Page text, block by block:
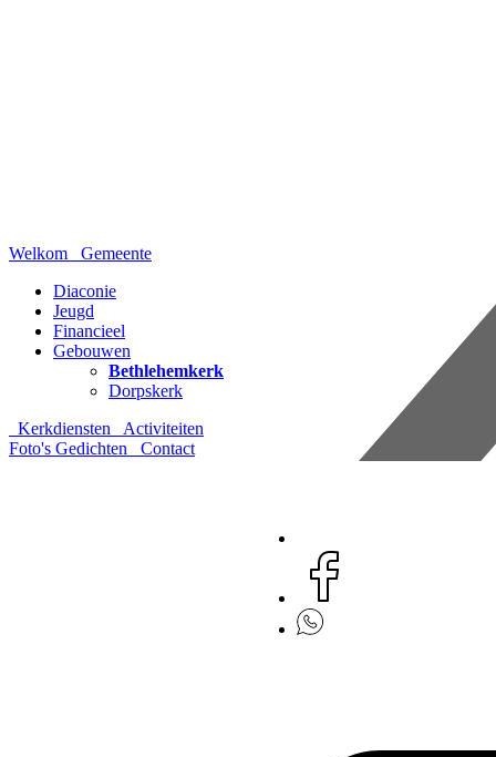
Welkom
Gemeente
Diaconie
Jeugd
Financieel
Gebouwen
Bethlehemkerk
Dorpskerk
Kerkdiensten
Activiteiten
Foto's Gedichten Contact